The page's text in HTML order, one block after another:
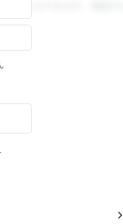
ることができます。登録する
navigate_next